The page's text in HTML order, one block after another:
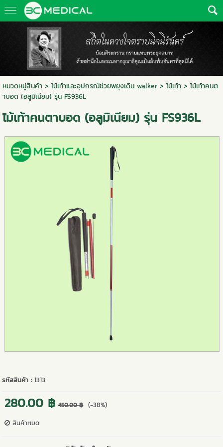
หมวดหมู่สินค้า> ไม้เท้าและอุปกรณ์ช่วยพยุงเดิน walker> ไม้เท้า> ไม้เท้าคนต
าบอด (อลูมิเนียม) รุ่น FS936L
ไม้เท้าคนตาบอด (อลูมิเนียม) รุ่น FS936L
รหัสสินค้า :1313
280.00 ฿ 450.00 ฿ (-38%)
สินค้าหมด